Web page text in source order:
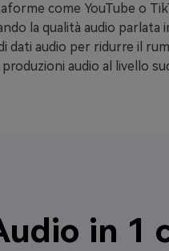
come YouTube o
la qualità audio parlata
audio per ridurre il
audio al livello
in 1